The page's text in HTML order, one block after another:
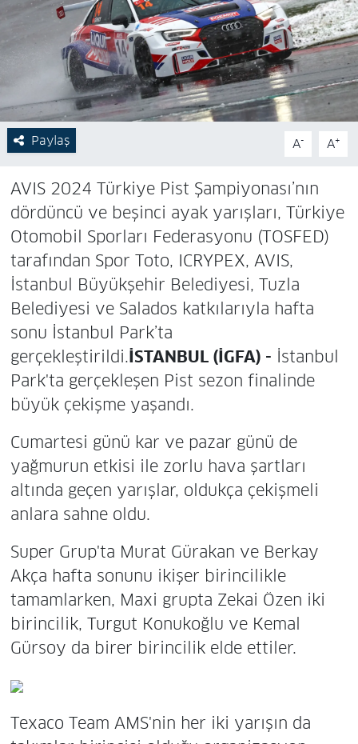
Paylaş A- A+
AVIS 2024 Türkiye Pist Şampiyonası’nın
dördüncü ve beşinci ayak yarışları, Türkiye
Otomobil Sporları Federasyonu (TOSFED)
tarafından Spor Toto, ICRYPEX, AVIS,
İstanbul Büyükşehir Belediyesi, Tuzla
Belediyesi ve Salados katkılarıyla hafta
sonu İstanbul Park’ta
gerçekleştirildi.İSTANBUL (İGFA) - İstanbul
Park'ta gerçekleşen Pist sezon finalinde
büyük çekişme yaşandı.
Cumartesi günü kar ve pazar günü de
yağmurun etkisi ile zorlu hava şartları
altında geçen yarışlar, oldukça çekişmeli
anlara sahne oldu.
Super Grup'ta Murat Gürakan ve Berkay
Akça hafta sonunu ikişer birincilikle
tamamlarken, Maxi grupta Zekai Özen iki
birincilik, Turgut Konukoğlu ve Kemal
Gürsoy da birer birincilik elde ettiler.
Texaco Team AMS'nin her iki yarışın da